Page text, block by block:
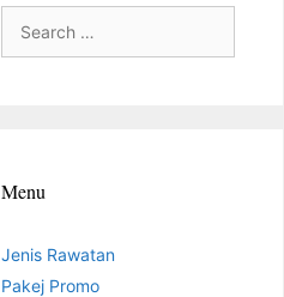
for:
Menu
Jenis Rawatan
Pakej Promo